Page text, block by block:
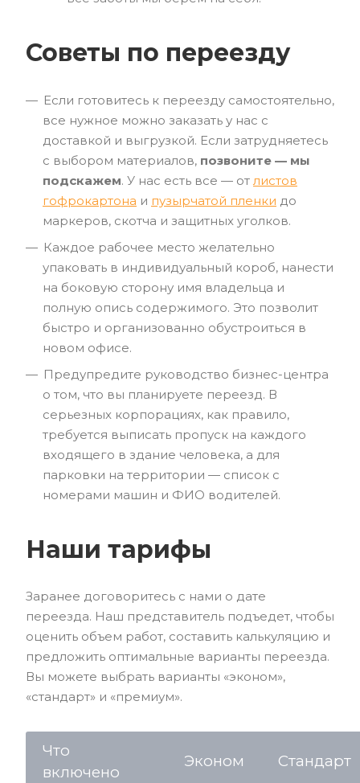
Советы по переезду
Если готовитесь к переезду самостоятельно,
все нужное можно заказать у нас с
доставкой и выгрузкой. Если затрудняетесь
с выбором материалов, позвоните — мы
подскажем. У нас есть все — от листов
гофрокартона и пузырчатой пленки до
маркеров, скотча и защитных уголков.
Каждое рабочее место желательно
упаковать в индивидуальный короб, нанести
на боковую сторону имя владельца и
полную опись содержимого. Это позволит
быстро и организованно обустроиться в
новом офисе.
Предупредите руководство бизнес-центра
о том, что вы планируете переезд. В
серьезных корпорациях, как правило,
требуется выписать пропуск на каждого
входящего в здание человека, а для
парковки на территории — список с
номерами машин и ФИО водителей.
Наши тарифы
Заранее договоритесь с нами о дате
переезда. Наш представитель подъедет, чтобы
оценить объем работ, составить калькуляцию и
предложить оптимальные варианты переезда.
Вы можете выбрать варианты «эконом»,
«стандарт» и «премиум».
Что
включено
Эконом Стандарт